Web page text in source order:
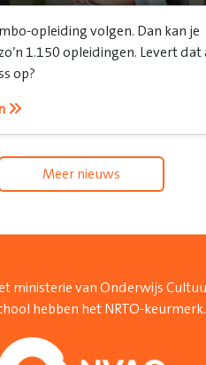
opleiding volgen. Dan kan je
1.150 opleidingen. Levert dat
op?
Meer nieuws
van Onderwijs
hebben het NRTO-keurmerk.